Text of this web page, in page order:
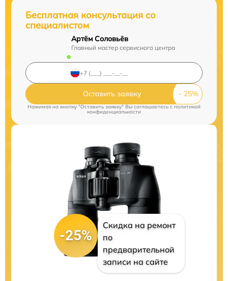
Бесплатная консультация со
специалистом
Артём Соловьёв
Главный мастер сервисного центра
Оставить заявку
Нажимая на кнопку "Оставить заявку" Вы соглашаетесь cполитикой
конфиденциальности
-25%
Скидка на ремонт
по
предварительной
записи на сайте